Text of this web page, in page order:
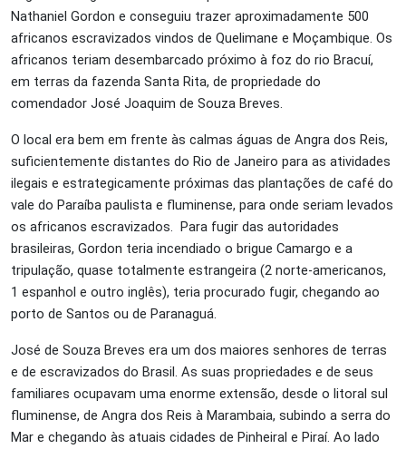
Nathaniel Gordon e conseguiu trazer aproximadamente 500
africanos escravizados vindos de Quelimane e Moçambique. Os
africanos teriam desembarcado próximo à foz do rio Bracuí,
em terras da fazenda Santa Rita, de propriedade do
comendador José Joaquim de Souza Breves.
O local era bem em frente às calmas águas de Angra dos Reis,
suficientemente distantes do Rio de Janeiro para as atividades
ilegais e estrategicamente próximas das plantações de café do
vale do Paraíba paulista e fluminense, para onde seriam levados
os africanos escravizados.
Para fugir das autoridades
brasileiras, Gordon teria incendiado o brigue Camargo e a
tripulação, quase totalmente estrangeira (2 norte-americanos,
1 espanhol e outro inglês), teria procurado fugir, chegando ao
porto de Santos ou de Paranaguá.
José de Souza Breves era um dos maiores senhores de terras
e de escravizados do Brasil. As suas propriedades e de seus
familiares ocupavam uma enorme extensão, desde o litoral sul
fluminense, de Angra dos Reis à Marambaia, subindo a serra do
Mar e chegando às atuais cidades de Pinheiral e Piraí. Ao lado